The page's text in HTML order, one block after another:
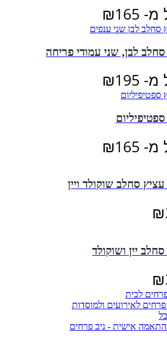
מ- ₪165
לבן, שני עמודי פריחה
מ- ₪195
מ- ₪165
סחלב שוקולד ויין
₪
יין ושוקולד
₪
לבית
פרחים לאירועים ולמוסדות